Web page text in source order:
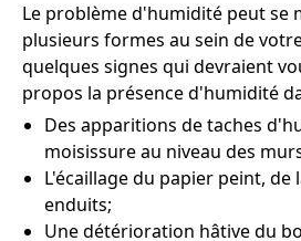
Le problème d'humidité peut se
plusieurs formes au sein de
quelques signes qui devraient
propos la présence d'humidité
Des apparitions de taches
moisissure au niveau des
L'écaillage du papier peint, de
enduits;
Une détérioration hâtive du